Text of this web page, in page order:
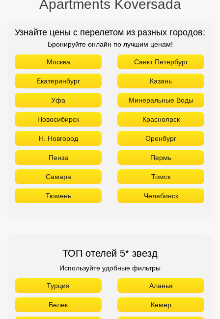
Apartments Koversada
Узнайте цены с перелетом из разных городов:
Бронируйте онлайн по лучшим ценам!
Москва Санкт Петербург
Екатеринбург Казань
Уфа Минеральные Воды
Новосибирск Красноярск
Н. Новгород Оренбург
Пенза Пермь
Самара Томск
Тюмень Челябинск
ТОП отелей 5* звезд
Используйте удобные фильтры
Турция Аланья
Белек Кемер